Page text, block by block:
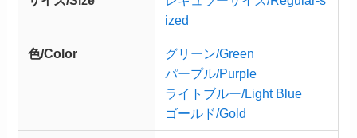
ized
色/Color
グリーン/Green
パープル/Purple
ライトブルー/Light Blue
ゴールド/Gold